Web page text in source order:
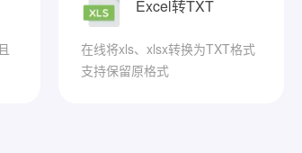
Excel转TXT
在线将xls、xlsx转换为TXT格式
支持保留原格式